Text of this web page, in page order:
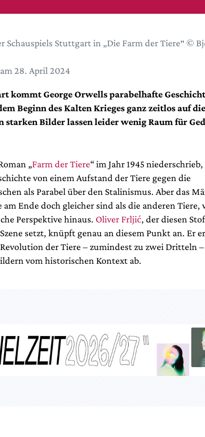
Schauspiels Stuttgart in „Die Farm der Tiere″ ©
am 28. April 2024
kommt George Orwells parabelhafte
Beginn des Kalten Krieges ganz zeitlos auf die
starken Bilder lassen leider wenig Raum für
„Farm der Tiere“ im Jahr 1945 niederschrieb,
von einem Aufstand der Tiere gegen die
als Parabel über den Stalinismus. Aber das
am Ende doch gleicher sind als die anderen Tiere,
Perspektive hinaus. Oliver Frljić, der diesen
setzt, knüpft genau an diesem Punkt an. Er
der Tiere – zumindest zu zwei Dritteln
vom historischen Kontext ab.